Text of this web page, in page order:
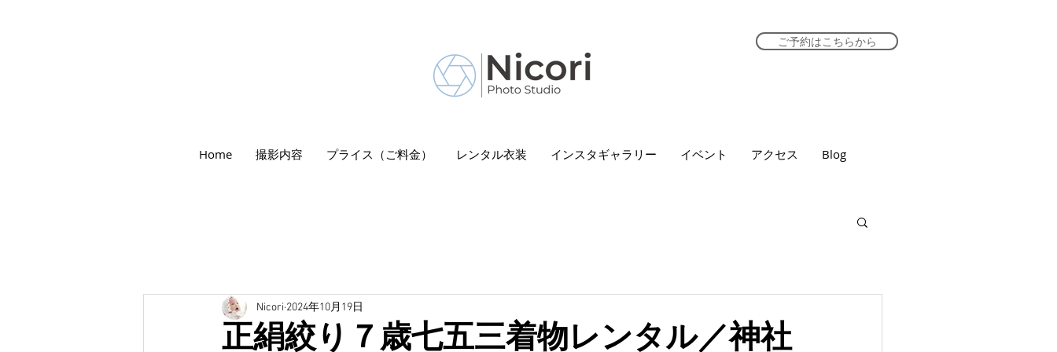
ご予約はこちらから
Home 撮影内容 プライス（ご料金） レンタル衣装 インスタギャラリー イベント アクセス Blog
正絹絞り７歳七五三着物レンタル／神社
Nicori 2024年10月19日